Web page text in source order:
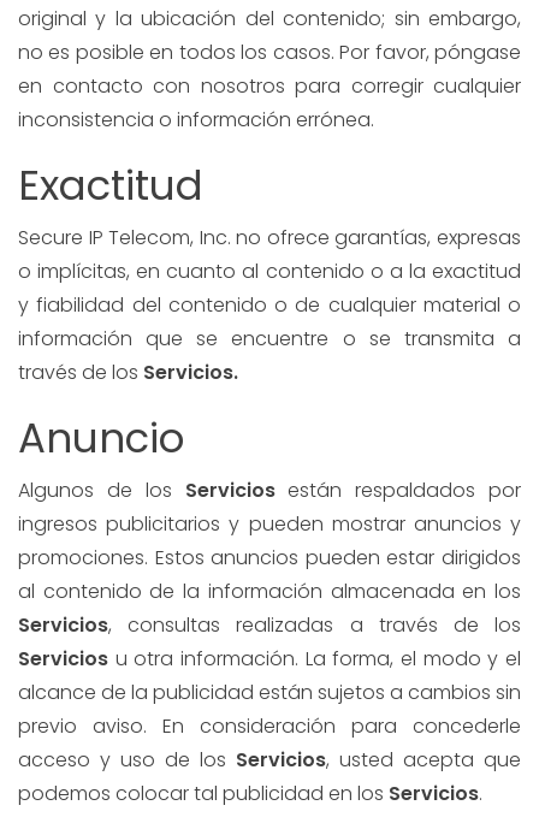
original y la ubicación del contenido; sin embargo,
no es posible en todos los casos. Por favor, póngase
en contacto con nosotros para corregir cualquier
inconsistencia o información errónea.
Exactitud
Secure IP Telecom, Inc. no ofrece garantías, expresas
o implícitas, en cuanto al contenido o a la exactitud
y fiabilidad del contenido o de cualquier material o
información que se encuentre o se transmita a
través de los Servicios.
Anuncio
Algunos de los Serviciosestán respaldados por
ingresos publicitarios y pueden mostrar anuncios y
promociones. Estos anuncios pueden estar dirigidos
al contenido de la información almacenada en los
Servicios, consultas realizadas a través de los
Servicios u otra información. La forma, el modo y el
alcance de la publicidad están sujetos a cambios sin
previo aviso. En consideración para concederle
acceso y uso de los Servicios, usted acepta que
podemos colocar tal publicidad en los Servicios.